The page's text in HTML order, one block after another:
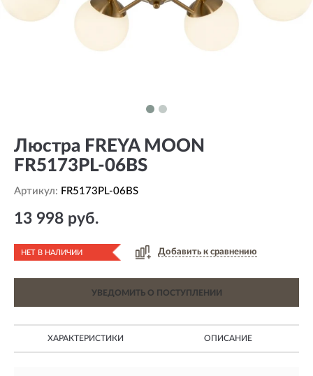
Люстра FREYA MOON
FR5173PL-06BS
Артикул: FR5173PL-06BS
13 998 руб.
НЕТ В НАЛИЧИИ Добавить к сравнению
УВЕДОМИТЬ О ПОСТУПЛЕНИИ
ХАРАКТЕРИСТИКИ ОПИСАНИЕ